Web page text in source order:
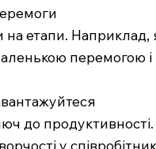
на етапи.
перемогою
до
у